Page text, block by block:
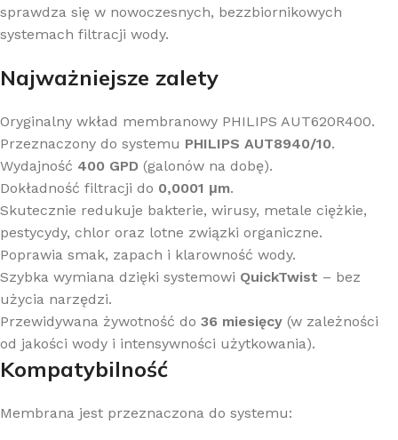
sprawdza się w nowoczesnych, bezzbiornikowych
systemach filtracji wody.
Najważniejsze zalety
Oryginalny wkład membranowy PHILIPS AUT620R400.
Przeznaczony do systemu PHILIPS AUT8940/10.
Wydajność 400 GPD (galonów na dobę).
Dokładność filtracji do 0,0001 μm.
Skutecznie redukuje bakterie, wirusy, metale ciężkie,
pestycydy, chlor oraz lotne związki organiczne.
Poprawia smak, zapach i klarowność wody.
Szybka wymiana dzięki systemowi QuickTwist – bez
użycia narzędzi.
Przewidywana żywotność do 36 miesięcy (w zależności
od jakości wody i intensywności użytkowania).
Kompatybilność
Membrana jest przeznaczona do systemu: